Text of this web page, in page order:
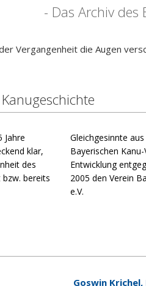
- Das Archiv des
Vergangenheit die Augen
Jahre
klar,
des
bereits
Gleichgesinnte
Bayerischen
Entwicklung
2005 den Verein
e.V.
Goswin